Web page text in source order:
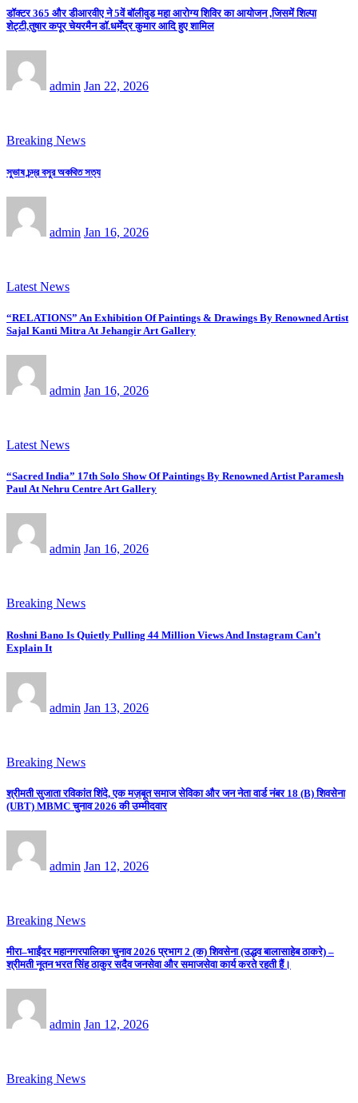
डॉक्टर 365 और डीआरवीए ने 5वें बॉलीवुड महा आरोग्य शिविर का आयोजन ,जिसमें शिल्पा
शेट्टी,तुषार कपूर चेयरमैन डॉ.धर्मेंद्र कुमार आदि हुए शामिल
admin Jan 22, 2026
Breaking News
সুভাষ চন্দ্র বসুর অকথিত সত্য
admin Jan 16, 2026
Latest News
“RELATIONS” An Exhibition Of Paintings & Drawings By Renowned Artist
Sajal Kanti Mitra At Jehangir Art Gallery
admin Jan 16, 2026
Latest News
“Sacred India” 17th Solo Show Of Paintings By Renowned Artist Paramesh
Paul At Nehru Centre Art Gallery
admin Jan 16, 2026
Breaking News
Roshni Bano Is Quietly Pulling 44 Million Views And Instagram Can’t
Explain It
admin Jan 13, 2026
Breaking News
श्रीमती सुजाता रविकांत शिंदे, एक मज़बूत समाज सेविका और जन नेता वार्ड नंबर 18 (B) शिवसेना
(UBT) MBMC चुनाव 2026 की उम्मीदवार
admin Jan 12, 2026
Breaking News
मीरा–भाईंदर महानगरपालिका चुनाव 2026 प्रभाग 2 (क) शिवसेना (उद्धव बालासाहेब ठाकरे) –
श्रीमती नूतन भरत सिंह ठाकुर सदैव जनसेवा और समाजसेवा कार्य करते रहती हैं।
admin Jan 12, 2026
Breaking News